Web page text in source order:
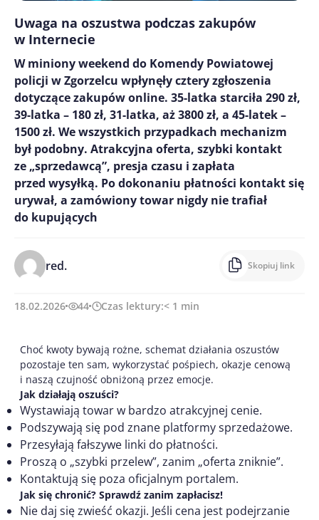
Uwaga na oszustwa podczas zakupów
w Internecie
W miniony weekend do Komendy Powiatowej
policji w Zgorzelcu wpłynęły cztery zgłoszenia
dotyczące zakupów online. 35-latka starciła 290 zł,
39-latka – 180 zł, 31-latka, aż 3800 zł, a 45-latek –
1500 zł. We wszystkich przypadkach mechanizm
był podobny. Atrakcyjna oferta, szybki kontakt
ze „sprzedawcą”, presja czasu i zapłata
przed wysyłką. Po dokonaniu płatności kontakt się
urywał, a zamówiony towar nigdy nie trafiał
do kupujących
red. Skopiuj link
18.02.2026 44 Czas lektury:< 1 min
Choć kwoty bywają rożne, schemat działania oszustów
pozostaje ten sam, wykorzystać pośpiech, okazje cenową
i naszą czujność obniżoną przez emocje.
Jak działają oszuści?
Wystawiają towar w bardzo atrakcyjnej cenie.
Podszywają się pod znane platformy sprzedażowe.
Przesyłają fałszywe linki do płatności.
Proszą o „szybki przelew”, zanim „oferta zniknie”.
Kontaktują się poza oficjalnym portalem.
Jak się chronić? Sprawdź zanim zapłacisz!
Nie daj się zwieść okazji. Jeśli cena jest podejrzanie